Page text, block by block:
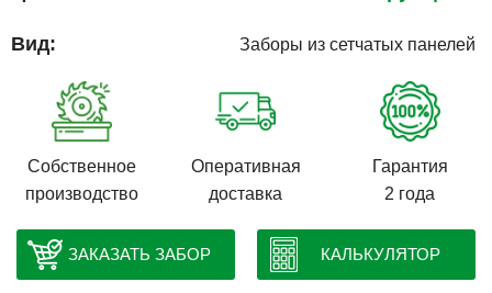
Вид: Заборы из сетчатых панелей
Собственное
производство
Оперативная
доставка
Гарантия
2 года
ЗАКАЗАТЬ ЗАБОР КАЛЬКУЛЯТОР